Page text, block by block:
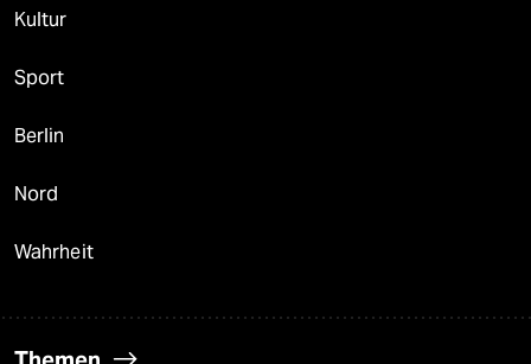
Kultur
Sport
Berlin
Nord
Wahrheit